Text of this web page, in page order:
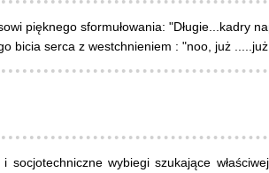
pięknego sformułowania: "Długie...kadry
bicia serca z westchnieniem : "noo, już
i socjotechniczne wybiegi szukające